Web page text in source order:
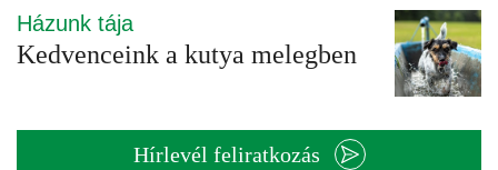
Házunk tája
Kedvenceink a kutya melegben
Hírlevél feliratkozás